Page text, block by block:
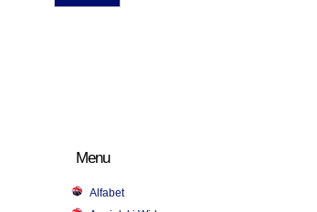
Menu
Alfabet